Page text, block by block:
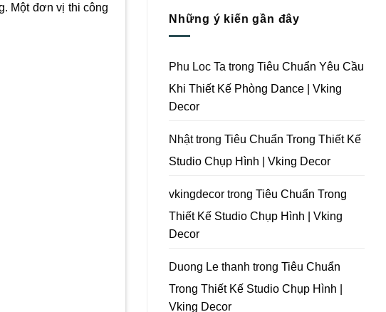
Một đơn vị thi công
Trường
Tại
Vking
Decor
Quay
Phim
Vking
luận
ở
Tránh
Khi
Kế
Tại
Đà
Nẵng
|
Những ý kiến gần đây
Phu Loc Ta trong Tiêu Chuẩn Yêu Cầu
Khi Thiết Kế Phòng Dance | Vking
Decor
Nhậttrong Tiêu Chuẩn Trong Thiết Kế
Studio Chụp Hình | Vking Decor
vkingdecor trong Tiêu Chuẩn Trong
Thiết Kế Studio Chụp Hình | Vking
Decor
Duong Le thanh trong Tiêu Chuẩn
Trong Thiết Kế Studio Chụp Hình |
Vking Decor